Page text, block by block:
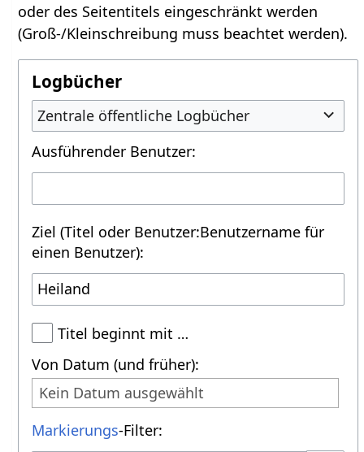
oder des Seitentitels eingeschränkt werden
(Groß-/Kleinschreibung muss beachtet werden).
Logbücher
Zentrale öffentliche Logbücher
Ausführender Benutzer:
Ziel (Titel oder Benutzer:Benutzername für
einen Benutzer):
Titel beginnt mit …
Von Datum (und früher):
Kein Datum ausgewählt
Markierungs-Filter: